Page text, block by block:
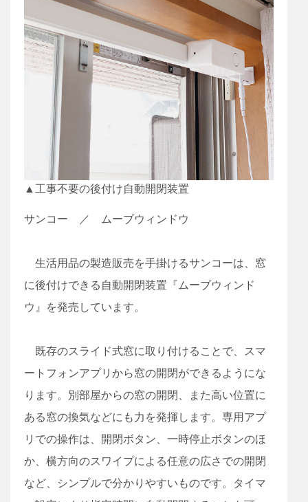
▲工事不要の後付け自動開閉装置
サンコー ／ ムーブウィンドウ
生活用品の製造販売を手掛けるサンコーは、窓
に後付けできる自動開閉装置『ムーブウィンド
ウ』を発売しています。
既存のスライド式窓に取り付けることで、スマ
ートフォンアプリから窓の開閉ができるようにな
ります。別部屋からの窓の開閉、また高い位置に
ある窓の換気などにも力を発揮します。専用アプ
リでの操作は、開閉ボタン、一時停止ボタンのほ
か、横方向のスワイプによる任意の広さでの開閉
など、シンプルで分かりやすいものです。タイマ